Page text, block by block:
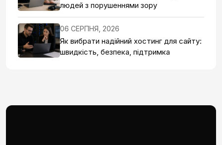
людей з порушеннями зору
06 СЕРПНЯ, 2026
Як вибрати надійний хостинг для сайту:
швидкість, безпека, підтримка